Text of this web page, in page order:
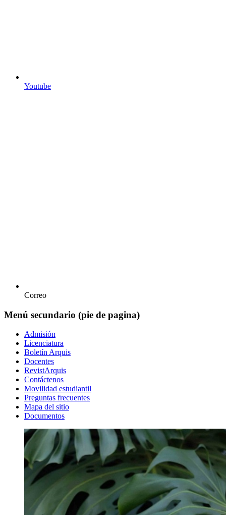
Youtube
Correo
Menú secundario (pie de pagina)
Admisión
Licenciatura
Boletín Arquis
Docentes
RevistArquis
Contáctenos
Movilidad estudiantil
Preguntas frecuentes
Mapa del sitio
Documentos